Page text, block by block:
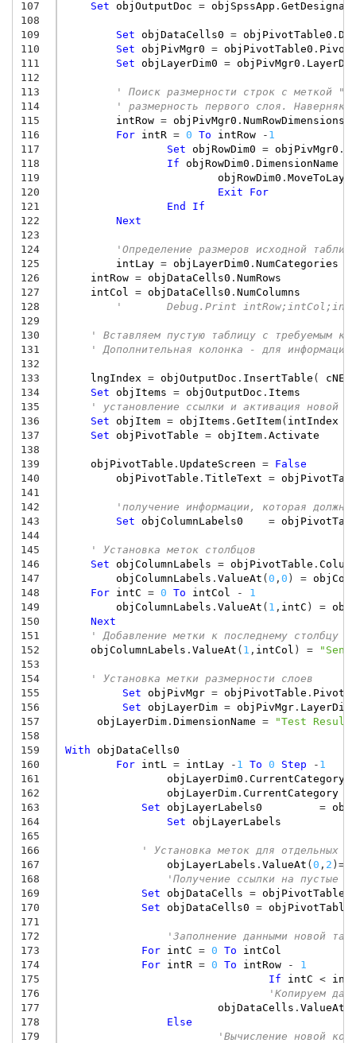
107
108
109
110
111
112
113
114
115
116
117
118
119
120
121
122
123
124
125
126
127
128
129
130
131
132
133
134
135
136
137
138
139
140
141
142
143
144
145
146
147
148
149
150
151
152
153
154
155
156
157
158
159
160
161
162
163
164
165
166
167
168
169
170
171
172
173
174
175
176
177
178
179
Set objOutputDoc = objSpssApp .
Set objDataCells0 = objPivotTable0 .
Set objPivMgr0 = objPivotTable0 .
Set objLayerDim0 = objPivMgr0 .
' Поиск размерности строк с меткой
' размерность первого слоя.
intRow = objPivMgr0 . NumRowDimensions
For
intR = 0 To intRow - 1
Set objRowDim0 = objPivMgr0 .
If objRowDim0 . DimensionName
objRowDim0 .
Exit
For
End
If
Next
'Определение размеров исходной
intLay = objLayerDim0 . NumCategories
intRow = objDataCells0 . NumRows
intCol
= objDataCells0 . NumColumns
' Вставляем пустую таблицу с требуемым
' Дополнительная колонка - для информации
lngIndex = objOutputDoc . InsertTable (
Set objItems = objOutputDoc . Items
' установление ссылки и активация новой
Set objItem = objItems . GetItem( intIndex
Set objPivotTable = objItem. Activate
objPivotTable . UpdateScreen =
False
objPivotTable . TitleText =
'получение информации, которая
Set objColumnLabels0 =
' Установка меток столбцов
Set objColumnLabels = objPivotTable .
objColumnLabels . ValueAt (0 , 0 ) =
For
intC = 0 To intCol -
1
objColumnLabels . ValueAt ( 1 , intC ) =
Next
' Добавление метки к последнему столбцу
objColumnLabels . ValueAt ( 1 , intCol ) =
' Установка метки размерности слоев
Set objPivMgr = objPivotTable .
Set objLayerDim = objPivMgr.
objLayerDim. DimensionName = "Test
With objDataCells0
For
intL = intLay - 1 To 0 Step - 1
objLayerDim0 . CurrentCategory
objLayerDim. CurrentCategory
Set objLayerLabels0 =
Set objLayerLabels
' Установка меток для отдельных
objLayerLabels . ValueAt (0 , 2 ) =
'Получение ссылки на пустые
Set objDataCells = objPivotTable
Set objDataCells0 =
'Заполнение данными новой
For
intC = 0 To
intCol
For
intR = 0 To intRow -
1
If
intC <
'Копируем
objDataCells . ValueAt
Else
'Вычисление новой